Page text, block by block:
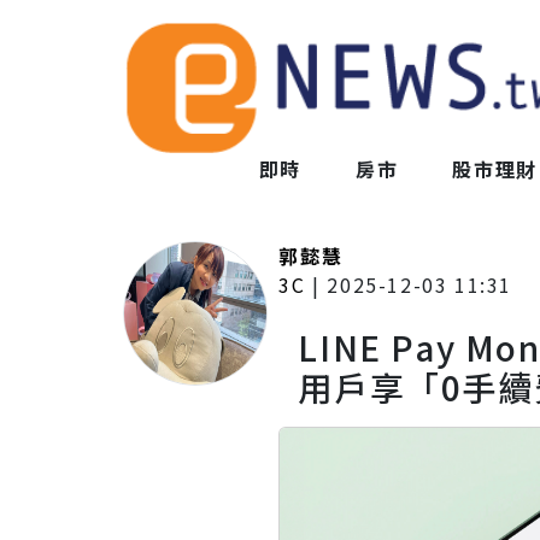
即時 房市 股市理財
郭懿慧
3C | 2025-12-03 11:31
LINE Pay
用戶享「0手